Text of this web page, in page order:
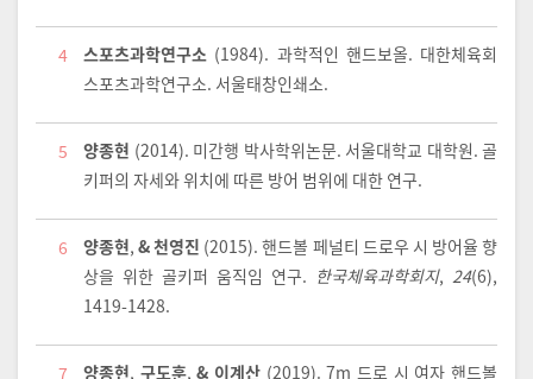
4 스포츠과학연구소 (1984). 과학적인 핸드보올. 대한체육회
스포츠과학연구소. 서울태창인쇄소.
5 양종현 (2014). 미간행 박사학위논문. 서울대학교 대학원. 골
키퍼의 자세와 위치에 따른 방어 범위에 대한 연구.
6 양종현,& 천영진 (2015).핸드볼 페널티 드로우 시 방어율 향
상을 위한 골키퍼 움직임 연구. 한국체육과학회지, 24(6),
1419-1428.
7 양종현, 구도훈,& 이계산 (2019).7m 드로 시 여자 핸드볼